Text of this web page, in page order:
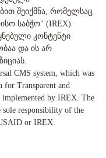
შეიქმნა, რომელსაც
საბჭო" (IREX)
კონტენტი
და ის არ
CMS system, which was
for Transparent and
implemented by IREX. The
sole responsibility of the
or IREX.